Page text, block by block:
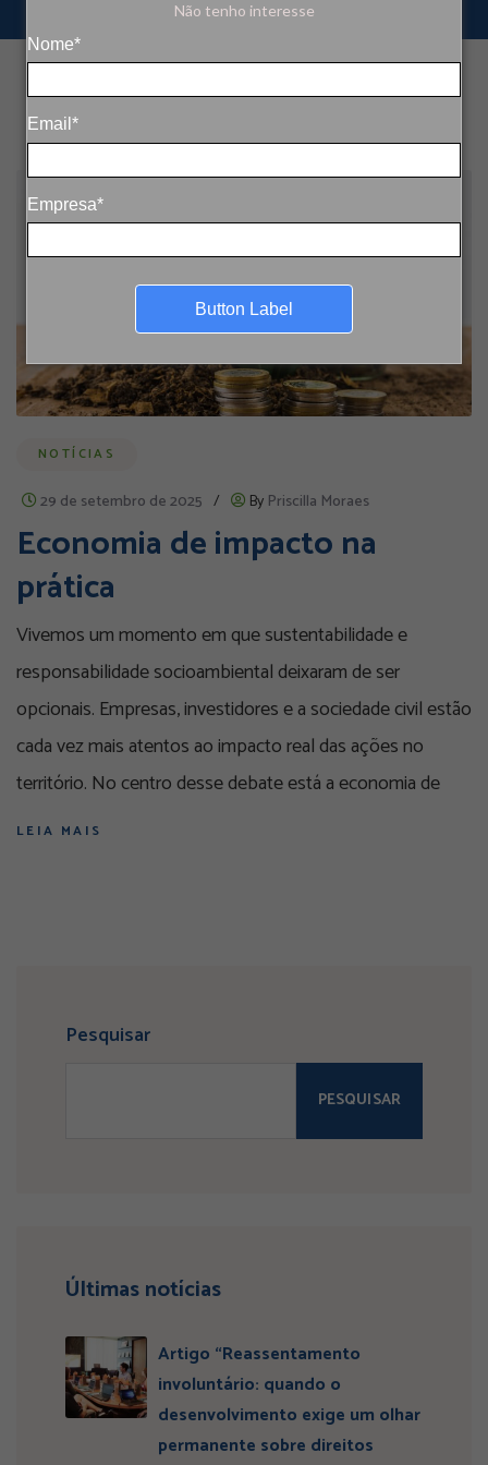
Não tenho interesse
Nome*
Email*
Empresa*
Button Label
NOTÍCIAS
29 de setembro de 2025 / By Priscilla Moraes
Economia de impacto na
prática
Vivemos um momento em que sustentabilidade e
responsabilidade socioambiental deixaram de ser
opcionais. Empresas, investidores e a sociedade civil estão
cada vez mais atentos ao impacto real das ações no
território. No centro desse debate está a economia de
LEIA MAIS
Pesquisar
PESQUISAR
Últimas notícias
Artigo “Reassentamento
involuntário: quando o
desenvolvimento exige um olhar
permanente sobre direitos